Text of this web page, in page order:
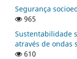
Segurança
965
Sustentabilidade
através de ondas
610